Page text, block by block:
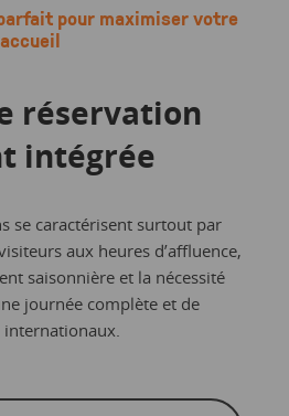
pour maximiser votre
réservation
intégrée
se caractérisent surtout par
aux heures d’affluence,
saisonnière et la nécessité
journée complète et de